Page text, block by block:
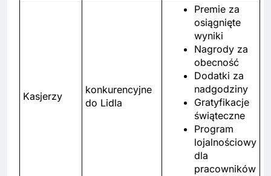
Kasjerzy
konkurencyjne
do Lidla
Premie za
osiągnięte
wyniki
Nagrody za
obecność
Dodatki za
nadgodziny
Gratyfikacje
świąteczne
Program
lojalnościowy
dla
pracowników